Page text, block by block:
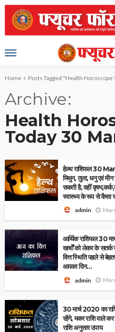
Home Posts Tagged "Health Horoscope
Archive
Health
Today 30
हेल्थ राशिफल 30
मिथुन, तुला, धनु एवं मीन
सकती है, वहीं
स्वास्थ्य के रूप से कैसा
admin
आर्थिक राशिफल 30
खर्चों को लेकर के सतर्क
वित्त स्थिति पहले से
आपका दिन…
admin
30 मार्च 2020 का
रहेंगे, मकर राशि वाले
राशि अनुसार उपाय